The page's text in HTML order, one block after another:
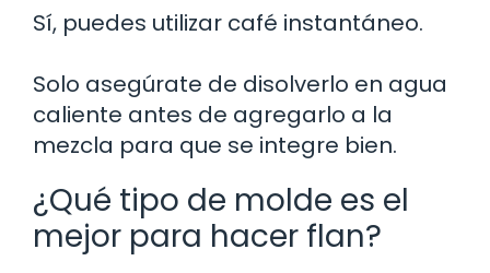
Sí, puedes utilizar café instantáneo.
Solo asegúrate de disolverlo en agua
caliente antes de agregarlo a la
mezcla para que se integre bien.
¿Qué tipo de molde es el
mejor para hacer flan?